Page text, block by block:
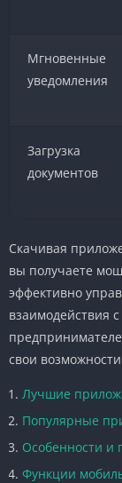
Мгновенные
уведомления
Загрузка
документов
Скачивая
вы получаете
эффективно
взаимодействия
свои
Лучшие
Популярные
Особенности и
Функции